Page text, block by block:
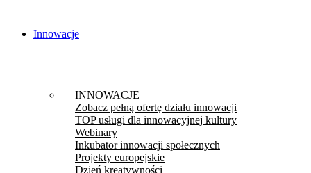
Innowacje
INNOWACJE
Zobacz pełną ofertę działu innowacji
TOP usługi dla innowacyjnej kultury
Webinary
Inkubator innowacji społecznych
Projekty europejskie
Dzień kreatywności